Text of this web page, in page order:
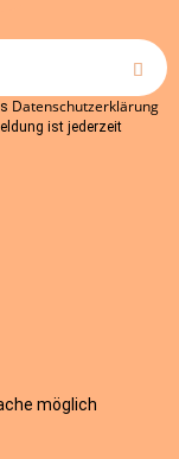
Datenschutzerklärung
ist jederzeit
möglich